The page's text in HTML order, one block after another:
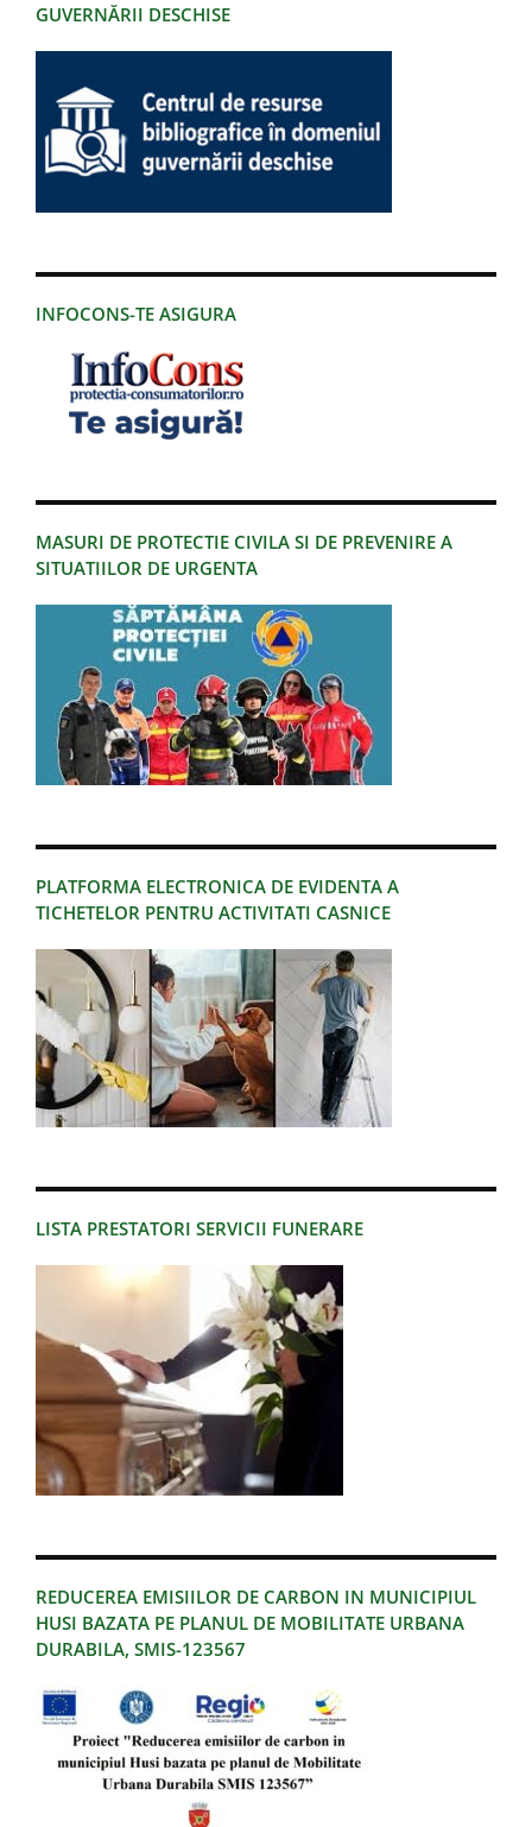
GUVERNĂRII DESCHISE
INFOCONS-TE ASIGURA
MASURI DE PROTECTIE CIVILA SI DE PREVENIRE A
SITUATIILOR DE URGENTA
PLATFORMA ELECTRONICA DE EVIDENTA A
TICHETELOR PENTRU ACTIVITATI CASNICE
LISTA PRESTATORI SERVICII FUNERARE
REDUCEREA EMISIILOR DE CARBON IN MUNICIPIUL
HUSI BAZATA PE PLANUL DE MOBILITATE URBANA
DURABILA, SMIS-123567